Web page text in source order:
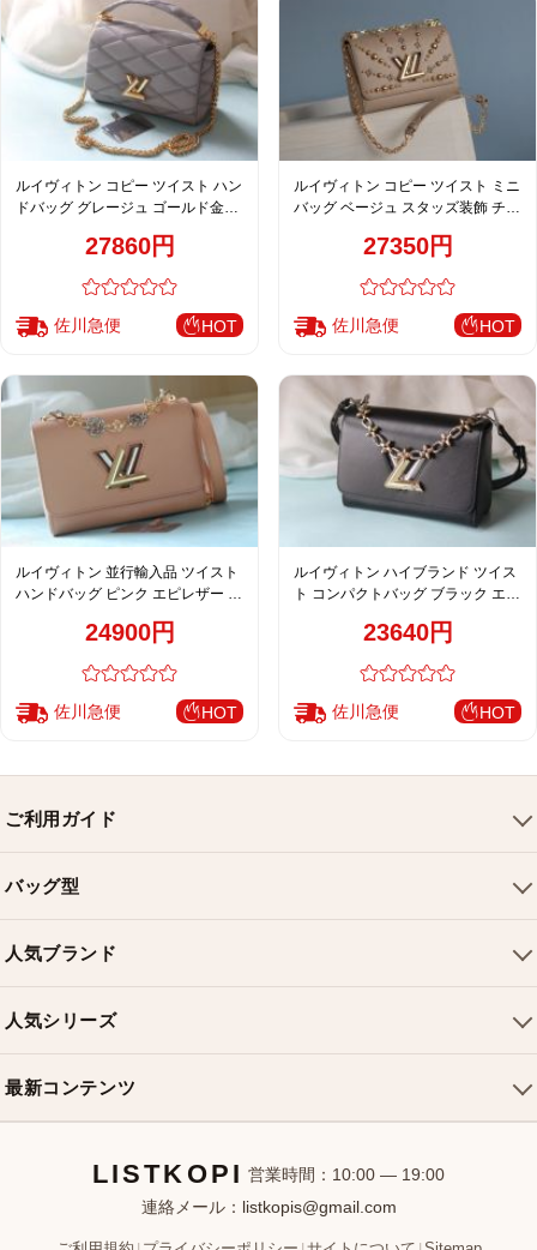
ルイヴィトン コピー ツイスト ハン
ドバッグ グレージュ ゴールド金具
M24186 M22891 M22890 M23601
27860円
佐川急便 HOT
ルイヴィトン コピー ツイスト ミニ
バッグ ベージュ スタッズ装飾 チェ
M50282 M5027127350円
佐川急便 HOT
ルイヴィトン 並行輸入品 ツイスト
ハンドバッグ ピンク エピレザー チ
M50391 M22773 M22774 M23074
24900円
佐川急便 HOT
ルイヴィトン ハイブランド ツイス
ト コンパクトバッグ ブラック エピ
M50500 M24044 M24043
23640円
佐川急便 HOT
ご利用ガイド
配送について
返品・交換
お問い合わせ
バッグ型
ショルダーバッグ
クロスボディバッグ
ミニバッグ
バケットバッグ
人気ブランド
シャネルバッグ
ディオールバッグ
人気シリーズ
最新コンテンツ
新着アイテムLISTKOPI 営業時間：10:00 — 19:00
連絡メール： listkopis@gmail.com